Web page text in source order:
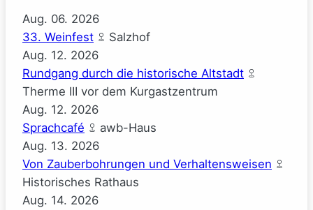
Aug. 06. 2026
33. Weinfest
Salzhof
Aug. 12. 2026
Rundgang durch die historische Altstadt
Therme III vor dem Kurgastzentrum
Aug. 12. 2026
Sprachcafé
awb-Haus
Aug. 13. 2026
Von Zauberbohrungen und Verhaltensweisen
Historisches Rathaus
Aug. 14. 2026